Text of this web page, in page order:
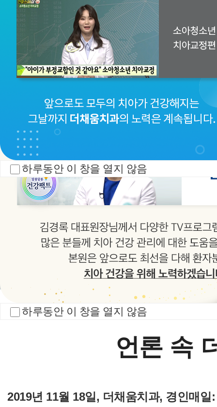
치아교정
하루동안 이 창을 열지 않음
하루동안 이 창을 열지 않음
HOME 언론 속 더채움
언론 속
치과소
치료 전
THE CHAEUM
언론 속
2019년 11월 18일, 더채움치과, 경인매